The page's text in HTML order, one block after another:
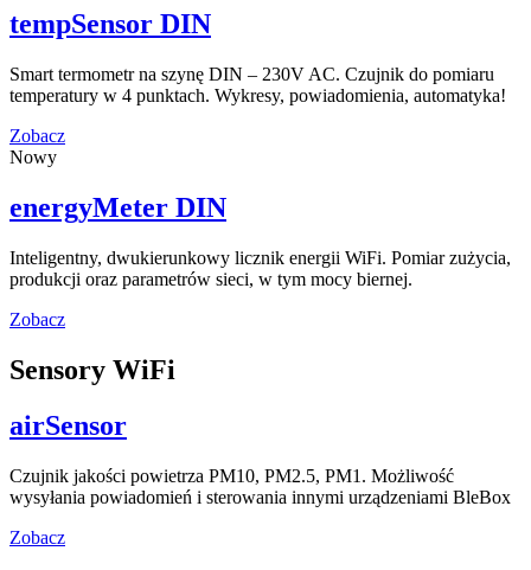
tempSensor DIN
Smart termometr na szynę DIN – 230V AC. Czujnik do pomiaru
temperatury w 4 punktach. Wykresy, powiadomienia, automatyka!
Zobacz
Nowy
energyMeter DIN
Inteligentny, dwukierunkowy licznik energii WiFi. Pomiar zużycia,
produkcji oraz parametrów sieci, w tym mocy biernej.
Zobacz
Sensory WiFi
airSensor
Czujnik jakości powietrza PM10, PM2.5, PM1. Możliwość
wysyłania powiadomień i sterowania innymi urządzeniami BleBox
Zobacz